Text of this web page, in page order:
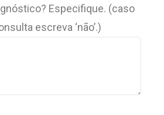
Especifique. (caso
escreva ‘não’.)